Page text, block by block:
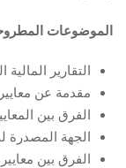
الموضوعات
التقارير
مقدمة عن
الفرق بين
الجهة المصدرة